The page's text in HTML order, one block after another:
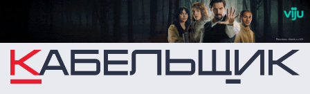
Перейти к основному содержанию